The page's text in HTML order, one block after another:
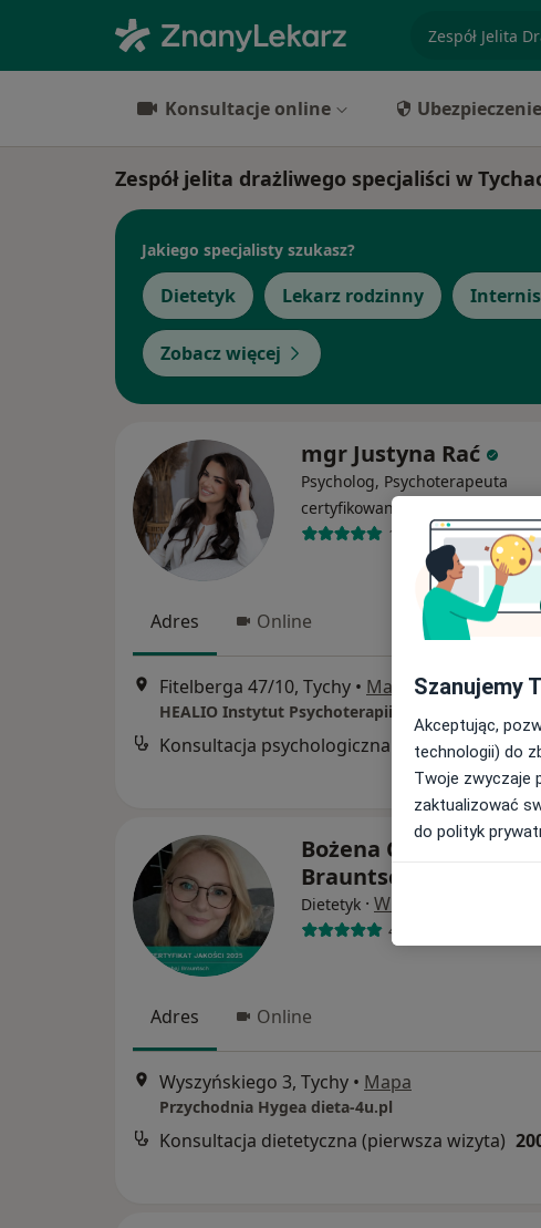
specjalizacja,
Konsultacje online Ubezpieczenie
Zespół jelita drażliwego specjaliści w
Jakiego specjalisty szukasz?
Dietetyk Lekarz rodzinny
Zobacz więcej
mgr Justyna Rać
Psycholog, Psychoterapeuta
certyfikowany
176 opinii
Adres Online
Fitelberga 47/10, Tychy • Mapa
HEALIO Instytut Psychoterapii Justyna Rać
Konsultacja psychologiczna
Bożena Czabaj
Brauntsch
Dietetyk · Więcej
419 opinii
Adres Online
Wyszyńskiego 3, Tychy • Mapa
Przychodnia Hygea dieta-4u.pl
Konsultacja dietetyczna (pierwsza wizyta)
Szanujemy
Akceptując,
technologii) do
Twoje zwyczaje
zaktualizować
do polityk